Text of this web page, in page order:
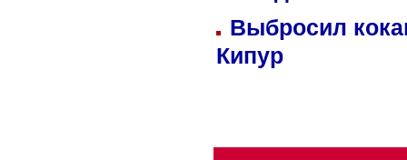
Выбросил
Кипур